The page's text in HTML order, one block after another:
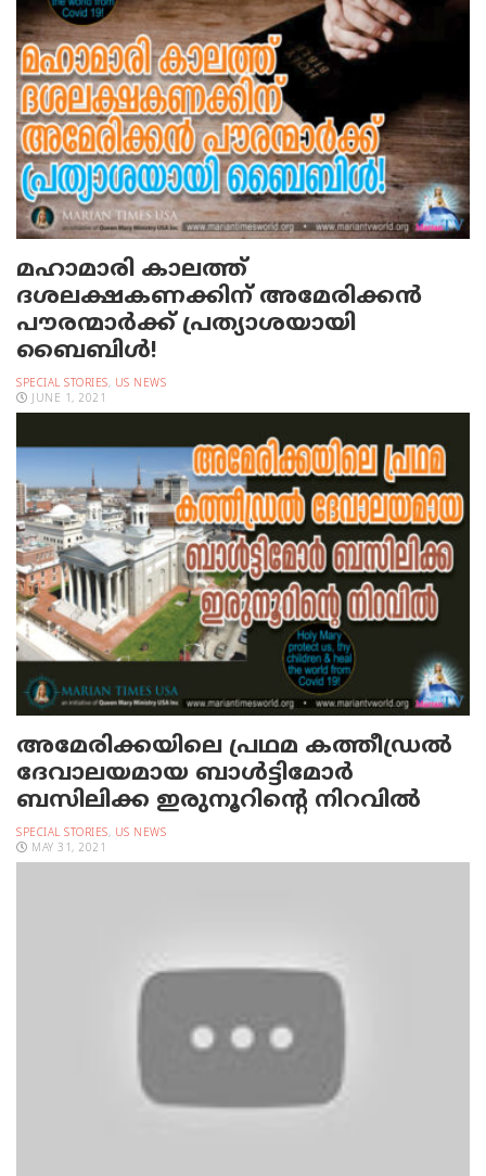
മഹാമാരി കാലത്ത്
ദശലക്ഷകണക്കിന് അമേരിക്കന്‍
പൗരന്മാര്‍ക്ക് പ്രത്യാശയായി
ബൈബിള്‍!
SPECIAL STORIES, US NEWS
JUNE 1, 2021
അമേരിക്കയിലെ പ്രഥമ കത്തീഡ്രല്‍
ദേവാലയമായ ബാള്‍ട്ടിമോര്‍
ബസിലിക്ക ഇരുനൂറിന്റെ നിറവില്‍
SPECIAL STORIES, US NEWS
MAY 31, 2021